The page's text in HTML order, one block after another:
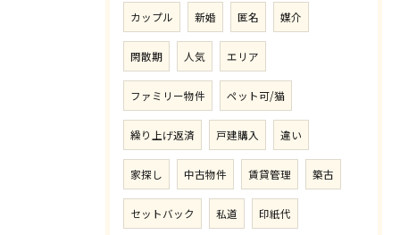
カップル 新婚 匿名 媒介
閑散期 人気 エリア
ファミリー物件 ペット可/猫
繰り上げ返済 戸建購入 違い
家探し 中古物件 賃貸管理 築古
セットバック 私道 印紙代